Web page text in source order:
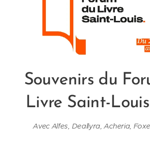
Souvenirs du
Livre Saint-
Avec Alfes, Deallyra, Acheria,